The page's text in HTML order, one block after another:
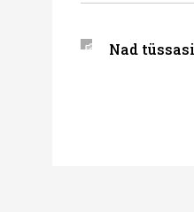
Nad